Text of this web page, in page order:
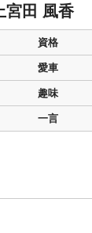
宮田 風香
資格
愛車
趣味
一言